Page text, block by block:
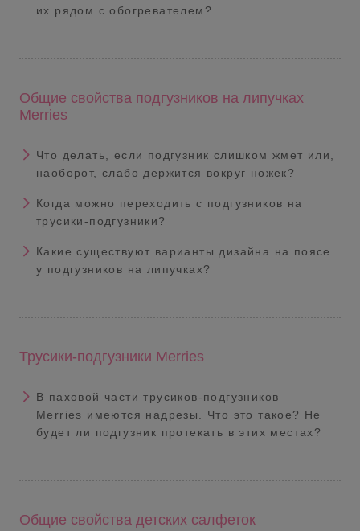
их рядом с обогревателем?
Общие свойства подгузников на липучках
Merries
Что делать, если подгузник слишком жмет или,
наоборот, слабо держится вокруг ножек?
Когда можно переходить с подгузников на
трусики-подгузники?
Какие существуют варианты дизайна на поясе
у подгузников на липучках?
Трусики-подгузники Merries
В паховой части трусиков-подгузников
Merries имеются надрезы. Что это такое? Не
будет ли подгузник протекать в этих местах?
Общие свойства детских салфеток